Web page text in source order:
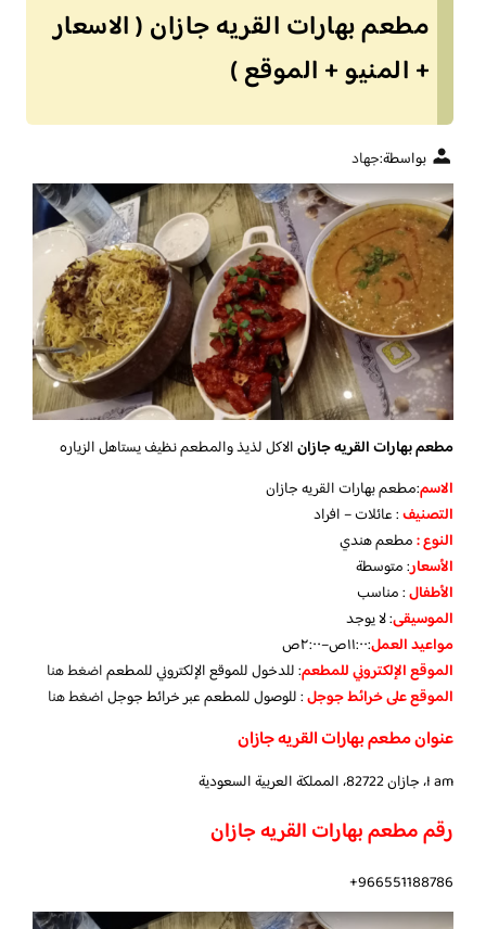
مطعم بهارات القريه جازان ( الاسعار
+ المنيو + الموقع )
بواسطة:جهاد
مطعم بهارات القريه جازانالاكل لذيذ والمطعم نظيف يستاهل الزياره
الاسم:مطعم بهارات القريه جازان
التصنيف: عائلات – افراد
النوع :مطعم هندي
الأسعار:متوسطة
الأطفال:مناسب
الموسيقى:لا يوجد
مواعيد العمل:١١:٠٠ص–٢:٠٠ص
الموقع الإلكتروني للمطعم: للدخول للموقع الإلكتروني للمطعماضغط هنا
الموقع على خرائط جوجل: للوصول للمطعم عبر خرائط جوجلاضغط هنا
عنوان مطعم بهارات القريه جازان
I am، جازان 82722، المملكة العربية السعودية
رقم مطعم بهارات القريه جازان
966551188786+